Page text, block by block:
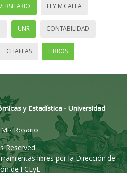
LEY MICAELA
UNR CONTABILIDAD
CHARLAS LIBROS
y Estadística - Universidad
- Rosario
Reserved.
libres por la Dirección de
de FCEyE